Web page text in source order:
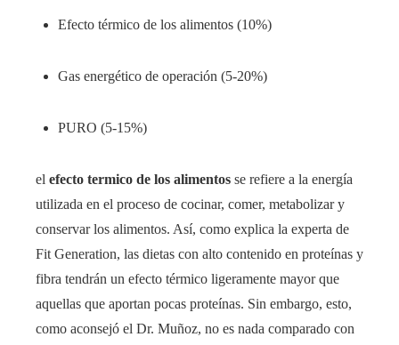
Efecto térmico de los alimentos (10%)
Gas energético de operación (5-20%)
PURO (5-15%)
el efecto termico de los alimentos se refiere a la energía
utilizada en el proceso de cocinar, comer, metabolizar y
conservar los alimentos. Así, como explica la experta de
Fit Generation, las dietas con alto contenido en proteínas y
fibra tendrán un efecto térmico ligeramente mayor que
aquellas que aportan pocas proteínas. Sin embargo, esto,
como aconsejó el Dr. Muñoz, no es nada comparado con